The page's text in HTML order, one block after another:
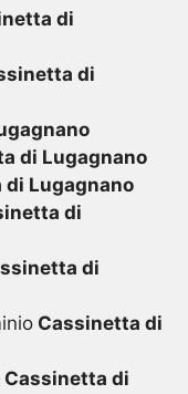
di
di
di Lugagnano
Lugagnano
di
di
Cassinetta di
Cassinetta di